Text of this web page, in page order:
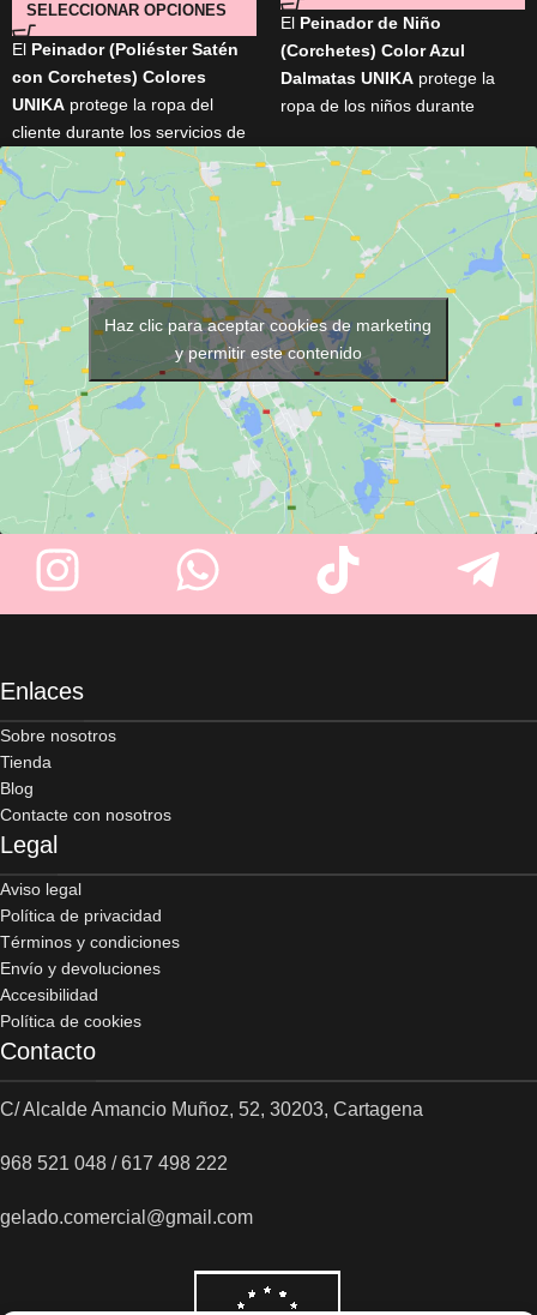
SELECCIONAR OPCIONES
El Peinador (Poliéster Satén
con Corchetes) Colores
UNIKA protege la ropa del
cliente durante los servicios de
peluquería y barbería. Cuenta
con
cierre de corchetes,
cuello de 48 cm, medidas de
145 × 118 cm y está disponible
en varios colores
Marrón, Gris Plata, Azul y
Fucsia). Su tejido ligero y
resistente garantiza comodidad
y un uso profesional diario.
El Peinador de Niño
(Corchetes) Color Azul
Dalmatas UNIKA protege la
ropa de los niños durante
de peluquería. Fabricado con
un
material resistente
incorpora un práctico
cierre de
corchetespara un ajuste
cómodo y seguro. Su divertido
diseño de dálmatas sobre
fondo azul hace que la
experiencia sea más agradable
para los más pequeños.
Haz clic para aceptar cookies de marketing
y permitir este contenido
Enlaces
Sobre nosotros
Tienda
Blog
Contacte con nosotros
Legal
Aviso legal
Política de privacidad
Términos y condiciones
Envío y devoluciones
Accesibilidad
Política de cookies
Contacto
C/ Alcalde Amancio Muñoz, 52, 30203, Cartagena
968 521 048 / 617 498 222
gelado.comercial@gmail.com